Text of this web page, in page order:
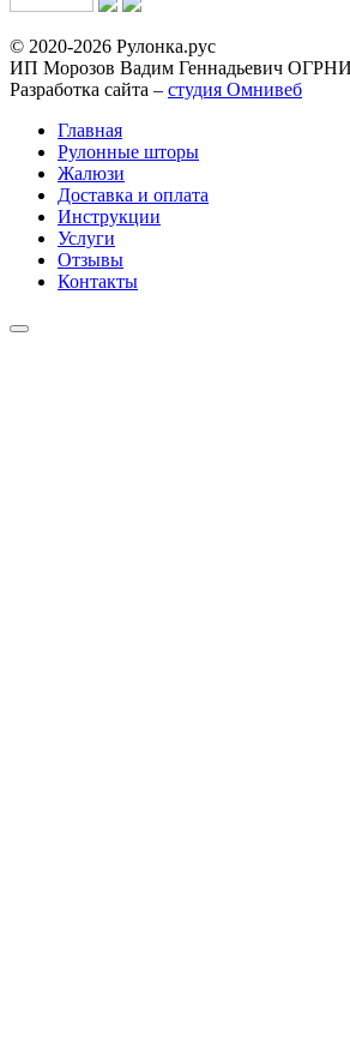
© 2020-2026 Рулонка.рус
ИП Морозов Вадим Геннадьевич
Разработка сайта – студия Омнивеб
Главная
Рулонные шторы
Жалюзи
Доставка и оплата
Инструкции
Услуги
Отзывы
Контакты